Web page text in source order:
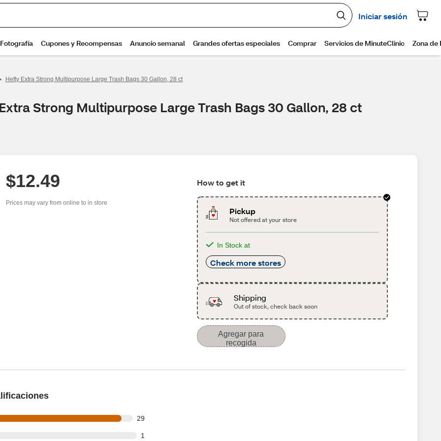
Hefty Extra Strong Multipurpose Large Trash Bags 30 Gallon, 28 ct
Strong Multipurpose Large Trash Bags 30 Gallon, 28 ct
$12.49
Prices may vary from online to in store
How to get it
Pickup
Not offered at your store
In Stock at
Check more stores
Shipping
Out of stock, check back soon
Agregar para
recogida
29
of 31 reviews
1
of 31 reviews